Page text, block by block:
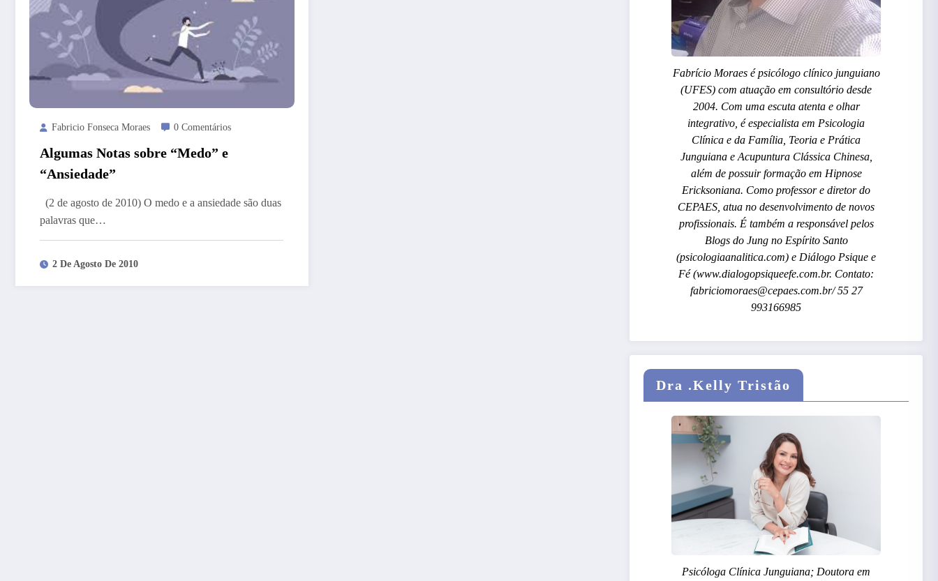
Fabricio Fonseca Moraes 0 Comentários
Algumas Notas sobre “Medo” e
“Ansiedade”
(2 de agosto de 2010) O medo e a ansiedade são duas
palavras que…
2 De Agosto De 2010
Fabrício Moraes é psicólogo clínico junguiano
(UFES) com atuação em consultório desde
2004. Com uma escuta atenta e olhar
integrativo, é especialista em Psicologia
Clínica e da Família, Teoria e Prática
Junguiana e Acupuntura Clássica Chinesa,
além de possuir formação em Hipnose
Ericksoniana. Como professor e diretor do
CEPAES, atua no desenvolvimento de novos
profissionais. É também a responsável pelos
Blogs do Jung no Espírito Santo
(psicologiaanalitica.com) e Diálogo Psique e
Fé (www.dialogopsiqueefe.com.br. Contato:
fabriciomoraes@cepaes.com.br/ 55 27
993166985
Dra .Kelly Tristão
Psicóloga Clínica Junguiana; Doutora em